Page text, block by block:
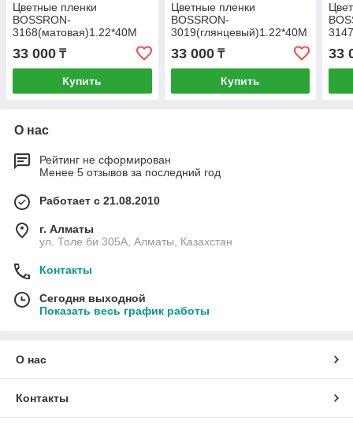
Цветные пленки
BOSSRON-
3168(матовая)1.22*40M
33 000 ₸
Купить
Цветные пленки
BOSSRON-
3019(глянцевый)1.22*40M
33 000₸
Купить
33
О нас
Рейтинг не сформирован
Менее 5 отзывов за последний год
Работает с 21.08.2010
г. Алматы
ул. Толе би 305А, Алматы, Казахстан
Контакты
Сегодня выходной
Показать весь график работы
О нас
Контакты